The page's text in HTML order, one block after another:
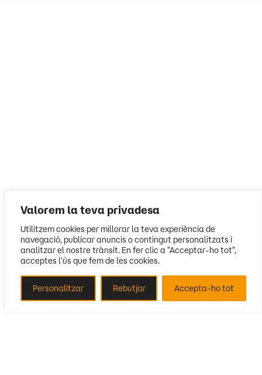
Valorem la teva privadesa
Utilitzem cookies per millorar la teva experiència de
navegació, publicar anuncis o contingut personalitzats i
analitzar el nostre trànsit. En fer clic a "Acceptar-ho tot",
acceptes l'ús que fem de les cookies.
Personalitzar Rebutjar Accepta-ho tot